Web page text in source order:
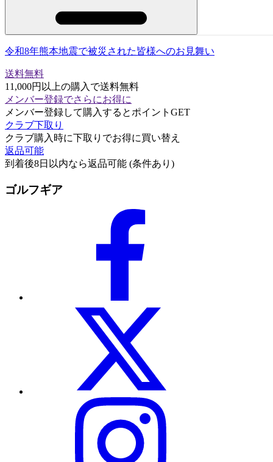
令和8年熊本地震で被災された皆様へのお見舞い
送料無料
11,000円以上の購入で送料無料
メンバー登録でさらにお得に
メンバー登録して購入するとポイントGET
クラブ下取り
クラブ購入時に下取りでお得に買い替え
返品可能
到着後8日以内なら返品可能 (条件あり)
ゴルフギア